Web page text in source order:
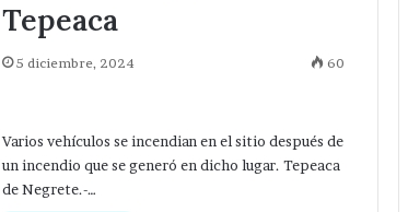
Tepeaca
5 diciembre, 2024 60
Varios vehículos se incendian en el sitio después de
un incendio que se generó en dicho lugar. Tepeaca
de Negrete.-…